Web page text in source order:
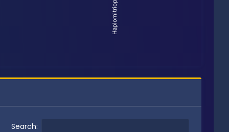
Search: